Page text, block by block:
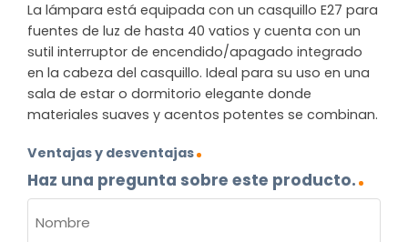
La lámpara está equipada con un casquillo E27 para
fuentes de luz de hasta 40 vatios y cuenta con un
sutil interruptor de encendido/apagado integrado
en la cabeza del casquillo. Ideal para su uso en una
sala de estar o dormitorio elegante donde
materiales suaves y acentos potentes se combinan.
Ventajas y desventajas
Haz una pregunta sobre este producto.
(OBLIGATORIO)